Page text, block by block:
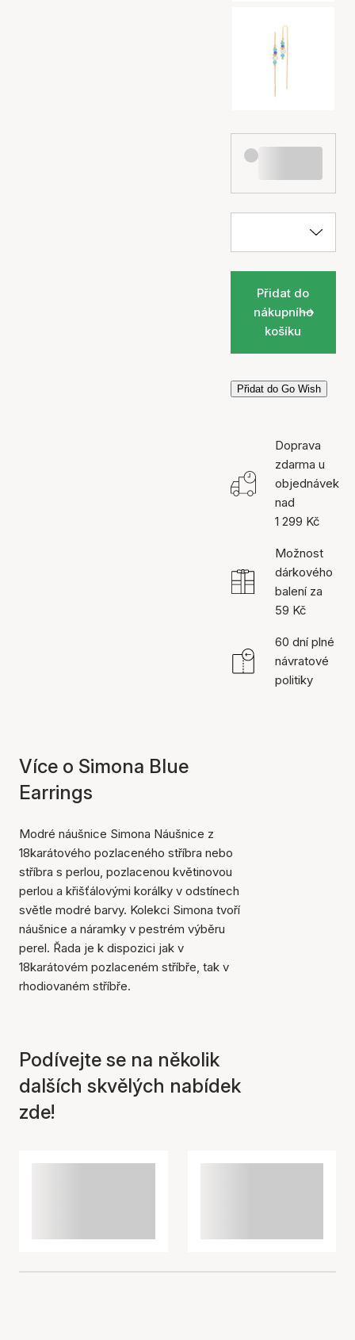
Přidat do
nákupního
košíku
Přidat do Go Wish
košíku
Doprava
zdarma u
objednávek
nad
1 299 Kč
Možnost
dárkového
balení za
59 Kč
60 dní plné
návratové
politiky
Více o Simona Blue
Earrings
Modré náušnice Simona Náušnice z
18karátového pozlaceného stříbra nebo
stříbra s perlou, pozlacenou květinovou
perlou a křišťálovými korálky v odstínech
světle modré barvy. Kolekci Simona tvoří
náušnice a náramky v pestrém výběru
perel. Řada je k dispozici jak v
18karátovém pozlaceném stříbře, tak v
rhodiovaném stříbře.
Podívejte se na několik
dalších skvělých nabídek
zde!